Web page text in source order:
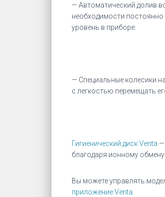
— Автоматический долив
необходимости постоянно
уровень в приборе.
— Специальные колесики
с легкостью перемещать
Гигиенический диск Venta —
благодаря ионному
Вы можете управлять
приложение Venta.